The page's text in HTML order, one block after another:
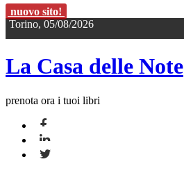
nuovo sito!
Torino, 05/08/2026
La Casa delle Note
prenota ora i tuoi libri